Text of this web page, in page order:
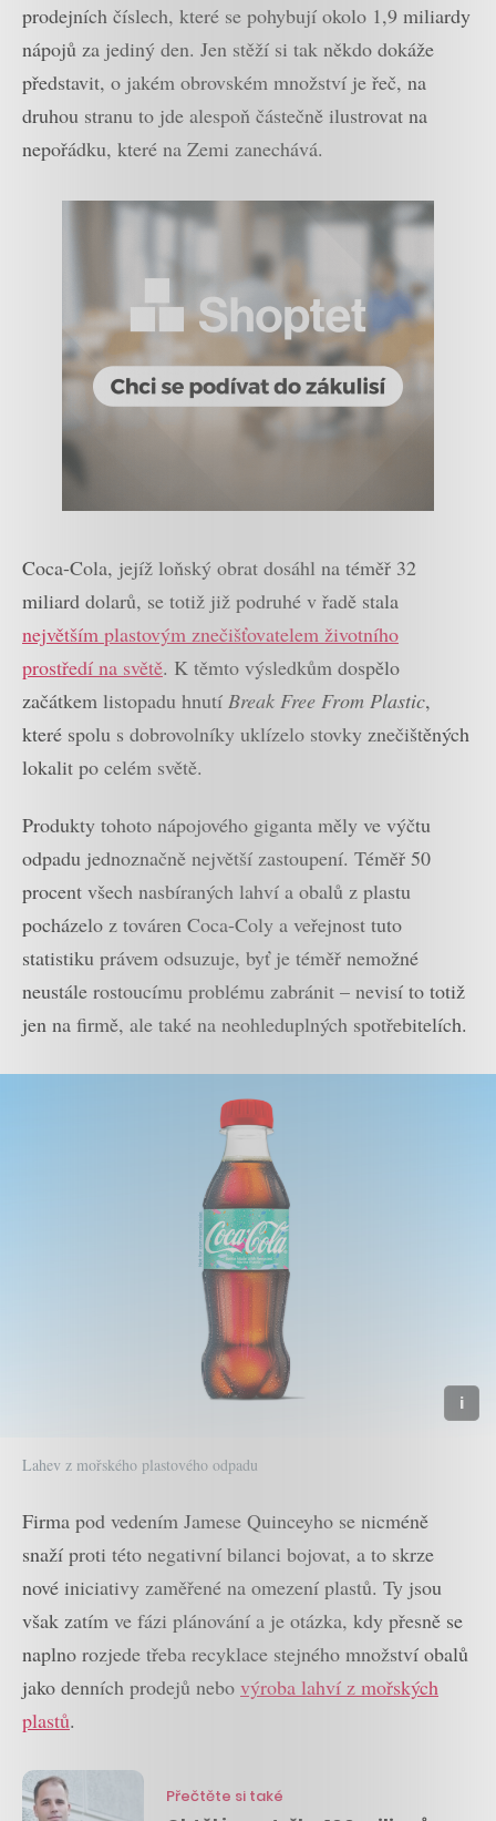
prodejních číslech, které se pohybují okolo 1,9 miliardy
nápojů za jediný den. Jen stěží si tak někdo dokáže
představit, o jakém obrovském množství je řeč, na
druhou stranu to jde alespoň částečně ilustrovat na
nepořádku, které na Zemi zanechává.
Coca-Cola, jejíž loňský obrat dosáhl na téměř 32
miliard dolarů, se totiž již podruhé v řadě stala
největším plastovým znečišťovatelem životního
prostředí na světě. K těmto výsledkům dospělo
začátkem listopadu hnutí Break Free From Plastic,
které spolu s dobrovolníky uklízelo stovky znečištěných
lokalit po celém světě.
Produkty tohoto nápojového giganta měly ve výčtu
odpadu jednoznačně největší zastoupení. Téměř 50
procent všech nasbíraných lahví a obalů z plastu
pocházelo z továren Coca-Coly a veřejnost tuto
statistiku právem odsuzuje, byť je téměř nemožné
neustále rostoucímu problému zabránit – nevisí to totiž
jen na firmě, ale také na neohleduplných spotřebitelích.
Lahev z mořského plastového odpadu
Firma pod vedením Jamese Quinceyho se nicméně
snaží proti této negativní bilanci bojovat, a to skrze
nové iniciativy zaměřené na omezení plastů. Ty jsou
však zatím ve fázi plánování a je otázka, kdy přesně se
naplno rozjede třeba recyklace stejného množství obalů
jako denních prodejů nebo výroba lahví z mořských
plastů.
Přečtěte si také